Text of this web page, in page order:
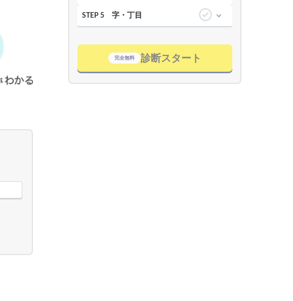
STEP 5 字・丁目
完全無料 診断スタート